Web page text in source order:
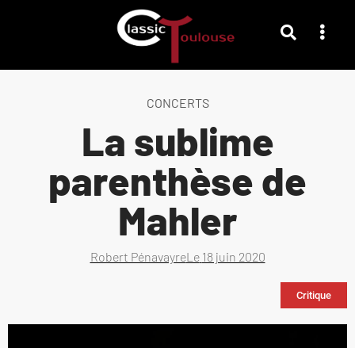
CONCERTS
La sublime
parenthèse de
Mahler
Robert PénavayreLe 18 juin 2020
Critique